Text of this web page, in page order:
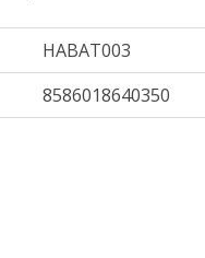
HABAT003
8586018640350